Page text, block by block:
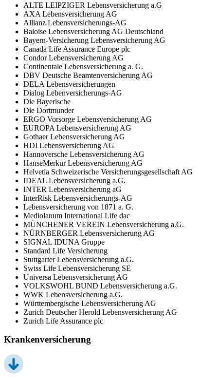
ALTE LEIPZIGER Lebensversicherung a.G
AXA Lebensversicherung AG
Allianz Lebensversicherungs-AG
Baloise Lebensversicherung AG Deutschland
Bayern-Versicherung Lebensversicherung AG
Canada Life Assurance Europe plc
Condor Lebensversicherung AG
Continentale Lebensversicherung a. G.
DBV Deutsche Beamtenversicherung AG
DELA Lebensversicherungen
Dialog Lebenversicherungs-AG
Die Bayerische
Die Dortmunder
ERGO Vorsorge Lebensversicherung AG
EUROPA Lebensversicherung AG
Gothaer Lebensversicherung AG
HDI Lebensversicherung AG
Hannoversche Lebensversicherung AG
HanseMerkur Lebensversicherung AG
Helvetia Schweizerische Versicherungsgesellschaft AG
IDEAL Lebensversicherung a.G.
INTER Lebensversicherung aG
InterRisk Lebensversicherungs-AG
Lebensversicherung von 1871 a. G.
Mediolanum International Life dac
MÜNCHENER VEREIN Lebensversicherung a.G.
NÜRNBERGER Lebensversicherung AG
SIGNAL IDUNA Gruppe
Standard Life Versicherung
Stuttgarter Lebensversicherung a.G.
Swiss Life Lebensversicherung SE
Universa Lebensversicherung AG
VOLKSWOHL BUND Lebensversicherung a.G.
WWK Lebensversicherung a.G.
Württembergische Lebensversicherung AG
Zurich Deutscher Herold Lebensversicherung AG
Zurich Life Assurance plc
Krankenversicherung